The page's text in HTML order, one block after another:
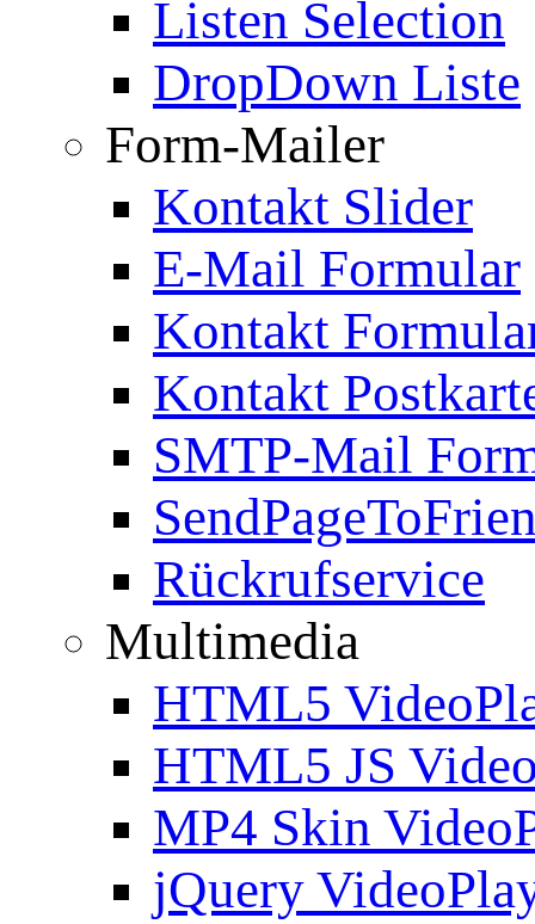
Listen Selection
DropDown Liste
Form-Mailer
Kontakt Slider
E-Mail Formular
Kontakt
Kontakt
SMTP-Mail
Rückrufservice
Multimedia
HTML5
HTML5 JS
MP4 Skin
jQuery